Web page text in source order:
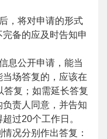
，将对申请的形式
备的应及时告知申
息公开申请，能当
场答复的，应该在
复；如需延长答复
责人同意，并告知
过20个工作日。
况分别作出答复：